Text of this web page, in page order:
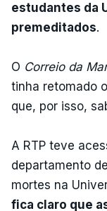
estudantes da
premeditados.
O Correio da
tinha retomado
que, por isso,
A RTP teve
departamento
mortes na
fica claro que